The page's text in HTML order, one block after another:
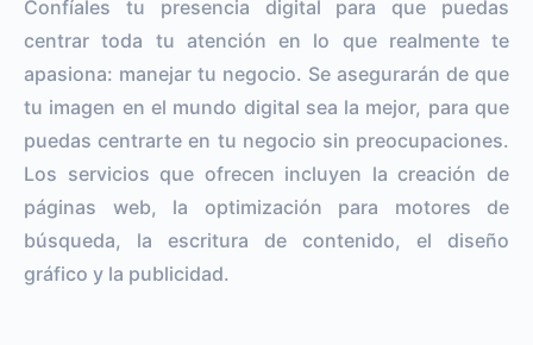
Confíales tu presencia digital para que puedas
centrar toda tu atención en lo que realmente te
apasiona: manejar tu negocio. Se asegurarán de que
tu imagen en el mundo digital sea la mejor, para que
puedas centrarte en tu negocio sin preocupaciones.
Los servicios que ofrecen incluyen la creación de
páginas web, la optimización para motores de
búsqueda, la escritura de contenido, el diseño
gráfico y la publicidad.